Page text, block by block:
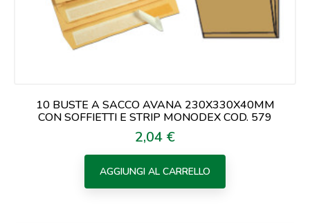
10 BUSTE A SACCO AVANA 230X330X40MM
CON SOFFIETTI E STRIP MONODEX COD. 579
Prezzo
2,04 €
AGGIUNGI AL CARRELLO